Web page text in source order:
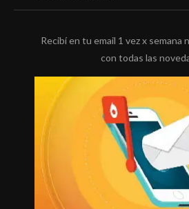
Recibí en tu email 1 vez x
con todas las